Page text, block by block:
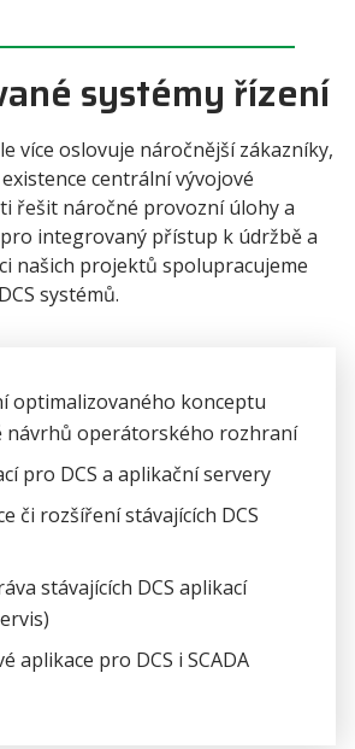
optimalizovaného konceptu
návrhů operátorského rozhraní
pro DCS a aplikační servery
či rozšíření stávajících DCS
stávajících DCS aplikací
aplikace pro DCS i SCADA
systémy řízení
více oslovuje náročnější zákazníky,
centrální vývojové
řešit náročné provozní úlohy a
integrovaný přístup k údržbě a
našich projektů spolupracujeme
systémů.